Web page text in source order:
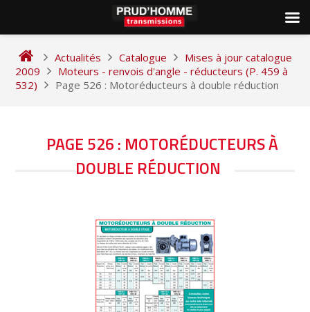
content
Actualités Catalogue
Mises à jour catalogue
2009
Moteurs - renvois d'angle - réducteurs (P. 459 à
532)
Page 526 : Motoréducteurs à double réduction
PAGE 526 : MOTORÉDUCTEURS À
DOUBLE RÉDUCTION
NAVIGATION